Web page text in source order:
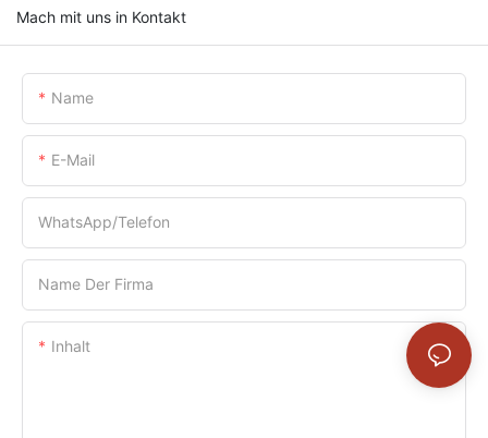
Mach mit uns in Kontakt
Name
E-Mail
WhatsApp/Telefon
Name Der Firma
Inhalt